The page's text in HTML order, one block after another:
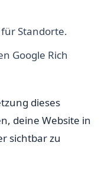
Standorte.
Google Rich
dieses
deine Website in
sichtbar zu